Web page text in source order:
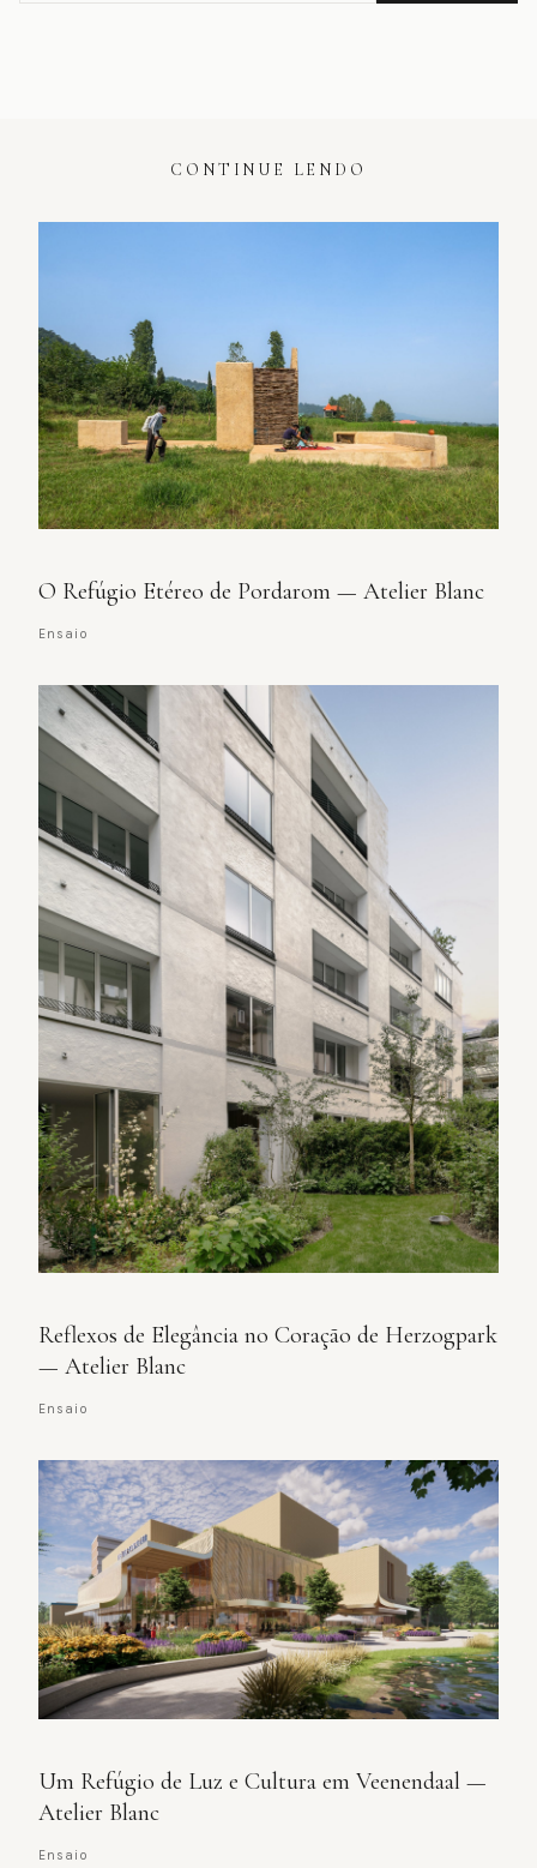
CONTINUE LENDO
O Refúgio Etéreo de Pordarom — Atelier Blanc
Ensaio
Reflexos de Elegância no Coração de Herzogpark
— Atelier Blanc
Ensaio
Um Refúgio de Luz e Cultura em Veenendaal —
Atelier Blanc
Ensaio